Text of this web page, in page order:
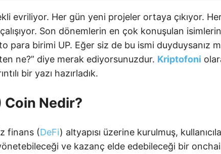
evriliyor. Her gün yeni projeler ortaya çıkıyor.
Son dönemlerin en çok konuşulan
para birimi UP. Eğer siz de bu ismi duyduysanız
ne?” diye merak ediyorsunuzdur. Kriptofoni
bir yazı hazırladık.
Nedir?
finans (DeFi) altyapısı üzerine kurulmuş,
ve kazanç elde edebileceği bir